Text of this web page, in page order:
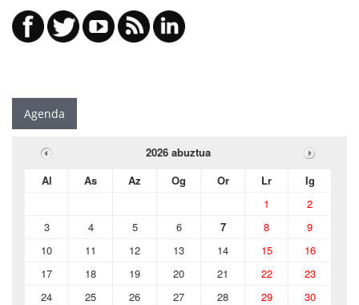
Agenda
2026 abuztua
Al
As Az Og Or Lr
Ig
1
2
3
4 5 6 7 8
9
10
11 12 13 14 15
16
17
18 19 20 21 22
23
24
25 26 27 28 29
30